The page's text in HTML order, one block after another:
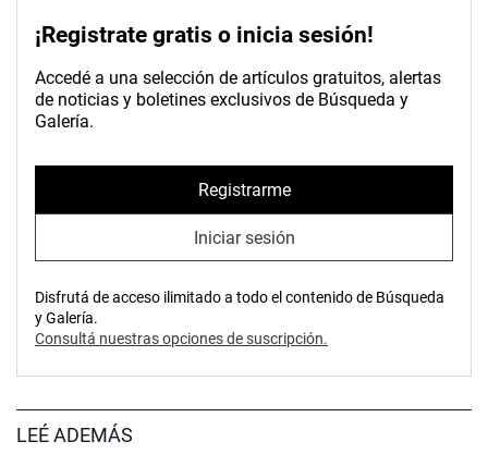
¡Registrate gratis o inicia sesión!
Accedé a una selección de artículos gratuitos, alertas
de noticias y boletines exclusivos de Búsqueda y
Galería.
Registrarme
Iniciar sesión
Disfrutá de acceso ilimitado a todo el contenido de Búsqueda
y Galería.
Consultá nuestras opciones de suscripción.
LEÉ ADEMÁS